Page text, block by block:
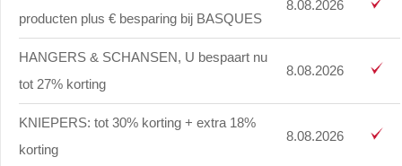
producten plus € besparing bij BASQUES
8.08.2026
HANGERS & SCHANSEN, U bespaart nu
tot 27% korting
8.08.2026
KNIEPERS: tot 30% korting + extra 18%
korting
8.08.2026